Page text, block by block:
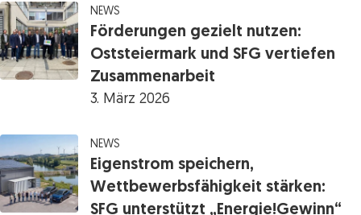
NEWS
Förderungen gezielt nutzen:
Oststeiermark und SFG vertiefen
Zusammenarbeit
3. März 2026
NEWS
Eigenstrom speichern,
Wettbewerbsfähigkeit stärken:
SFG unterstützt „Energie!Gewinn“